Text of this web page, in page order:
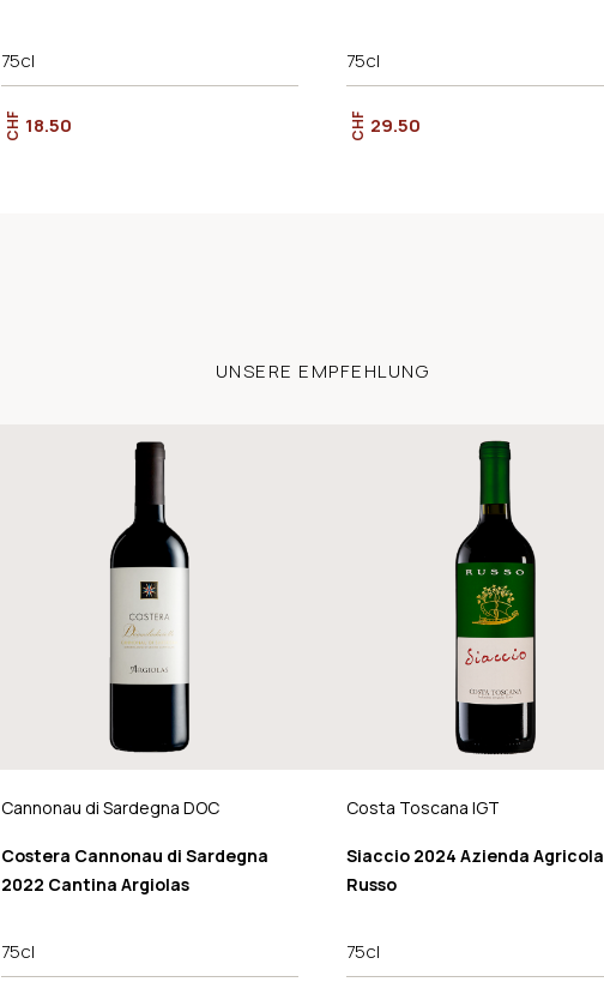
75cl
CHF 18.50
75cl
CHF 29.50
UNSERE EMPFEHLUNG
Cannonau di Sardegna DOC
Costera Cannonau di Sardegna
2022 Cantina Argiolas
75cl
Costa Toscana IGT
Siaccio 2024 Azienda Agricola
Russo
75cl